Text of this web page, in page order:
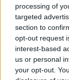
processing of
targeted
section to
opt-out request
interest-based
us or personal
your opt-out.